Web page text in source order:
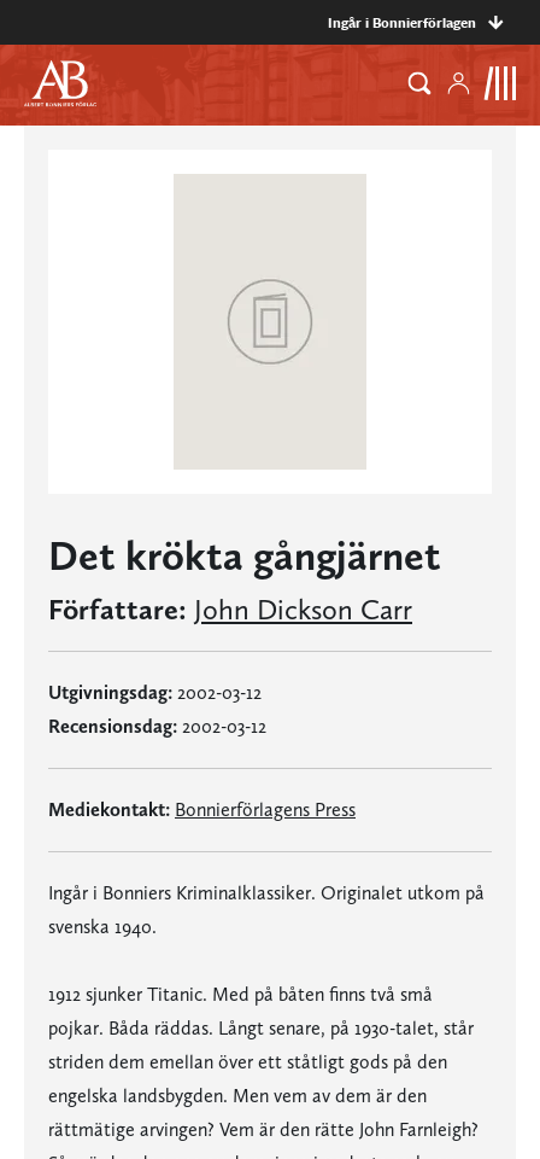
Ingår i Bonnierförlagen
Det krökta gångjärnet
Författare: John Dickson Carr
Utgivningsdag: 2002-03-12
Recensionsdag: 2002-03-12
Mediekontakt: Bonnierförlagens Press
Ingår i Bonniers Kriminalklassiker. Originalet utkom på
svenska 1940.
1912 sjunker Titanic. Med på båten finns två små
pojkar. Båda räddas. Långt senare, på 1930-talet, står
striden dem emellan över ett ståtligt gods på den
engelska landsbygden. Men vem av dem är den
rättmätige arvingen? Vem är den rätte John Farnleigh?